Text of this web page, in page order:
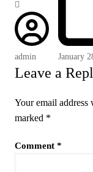
admin January
Leave a
Your email
marked *
Comment *